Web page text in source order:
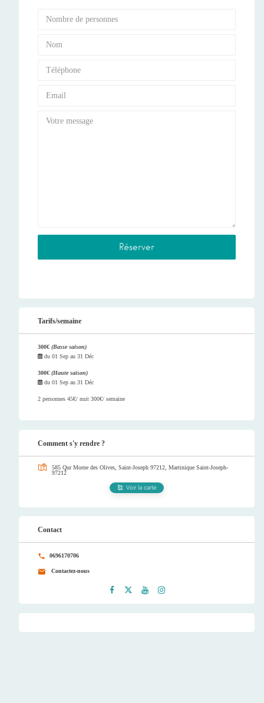
Tarifs/semaine
300€ (Basse saison)
du 01 Sep au 31 Déc
300€ (Haute saison)
du 01 Sep au 31 Déc
2 personnes 45€/ nuit 300€/ semaine
Comment s'y rendre ?
585 Qur Morne des Olives, Saint-Joseph 97212, Martinique Saint-Joseph-
97212
Voir la carte
Contact
0696170706
Contactez-nous